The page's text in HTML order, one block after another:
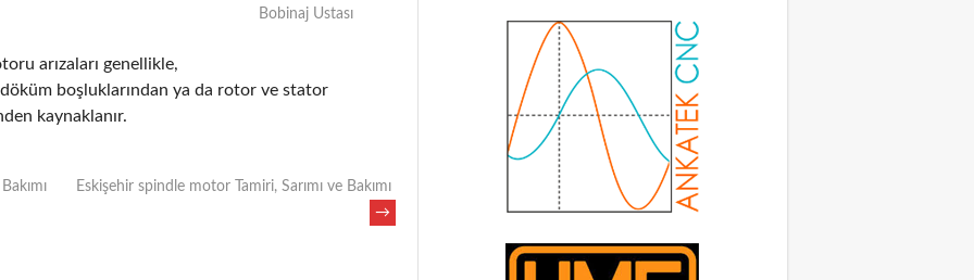
Bobinaj Ustası
arızaları genellikle,
döküm boşluklarından ya da rotor ve stator
kaynaklanır.
Eskişehir spindle motor Tamiri, Sarımı ve Bakımı
→